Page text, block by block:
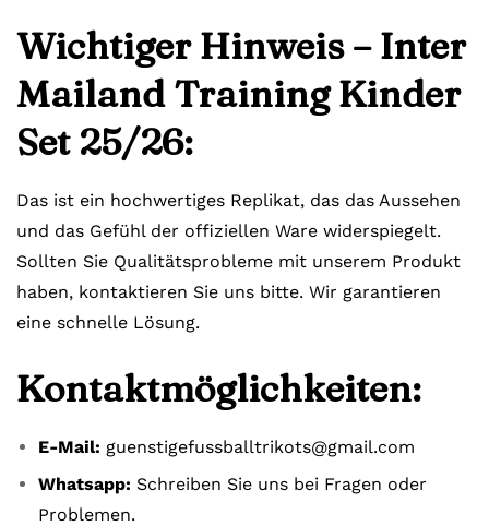
Wichtiger Hinweis – Inter
Mailand Training Kinder
Set 25/26:
Das ist ein hochwertiges Replikat, das das Aussehen
und das Gefühl der offiziellen Ware widerspiegelt.
Sollten Sie Qualitätsprobleme mit unserem Produkt
haben, kontaktieren Sie uns bitte. Wir garantieren
eine schnelle Lösung.
Kontaktmöglichkeiten:
E-Mail: guenstigefussballtrikots@gmail.com
Whatsapp: Schreiben Sie uns bei Fragen oder
Problemen.